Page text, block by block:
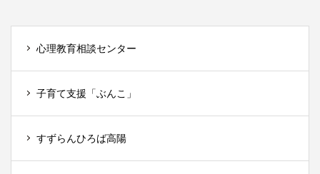
心理教育相談センター
子育て支援「ぶんこ」
すずらんひろば高陽